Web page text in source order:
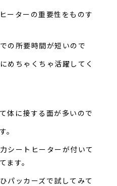
ーターの重要性をものす
の所要時間が短いので
めちゃくちゃ活躍してく
体に接する面が多いので
。
シートヒーターが付いて
す。
パッカーズで試してみて